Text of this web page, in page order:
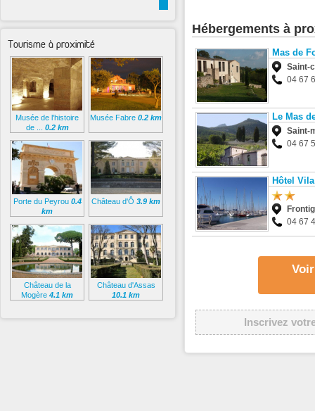
Hébergements à
Mas de
Saint-
04 67
Le Mas
Saint-
04 67
Hôtel Vila
04 67
Inscrivez
Tourisme à proximité
Musée de l'histoire
de ... 0.2 km
Musée Fabre 0.2 km
Porte du Peyrou 0.4
km
Château d'Ô 3.9 km
Château de la
Mogère 4.1 km
Château d'Assas
10.1 km